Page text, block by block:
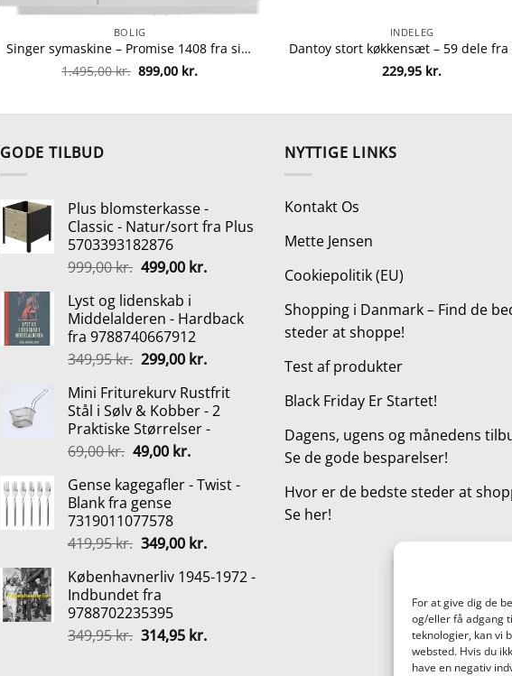
For at give dig de
og/eller få adgang
teknologier, kan vi
websted. Hvis du
have en negativ
BOLIG
Singer symaskine – Promise 1408 fra singer 374318830872
1.495,00kr. Den
oprindelige
899,00 kr.
INDELEG
229,95 kr.
GODE TILBUD
Plus blomsterkasse -
Classic - Natur/sort fra Plus
5703393182876
999,00kr. Den
pris
var:
999,00 kr..
499,00 kr.Den
er:
Lyst og lidenskab i
Middelalderen - Hardback
fra 9788740667912
349,95kr. Den
pris
var:
349,95 kr..
299,00 kr.Den
pris
er:
299,00 kr..
Mini Friturekurv Rustfrit
Stål i Sølv & Kobber - 2
Praktiske Størrelser -
69,00kr. Den
pris
var:
69,00 kr..
49,00 kr.Den
pris
Gense kagegafler - Twist -
Blank fra gense
7319011077578
419,95kr. Den
pris
var:
419,95 kr..
349,00 kr.Den
pris
Københavnerliv 1945-1972 -
Indbundet fra
9788702235395
349,95kr. Den
314,95 kr.Den
NYTTIGE LINKS
Kontakt Os
Mette Jensen
Cookiepolitik (EU)
Shopping i Danmark – Find de
steder at shoppe!
Test af produkter
Black Friday Er Startet!
Dagens, ugens og månedens
Se de gode besparelser!
Hvor er de bedste steder at
Se her!